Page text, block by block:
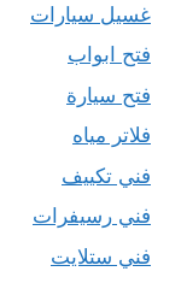
غسيل سيارات
فتح ابواب
فتح سيارة
فلاتر مياه
فني تكييف
فني رسيفرات
فني ستلايت